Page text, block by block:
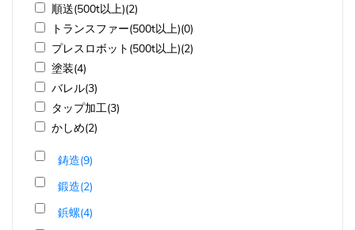
順送(500t以上)(2)
トランスファー(500t以上)(0)
プレスロボット(500t以上)(2)
塗装(4)
バレル(3)
タップ加工(3)
かしめ(2)
鋳造(9)
鍛造(2)
鋲螺(4)